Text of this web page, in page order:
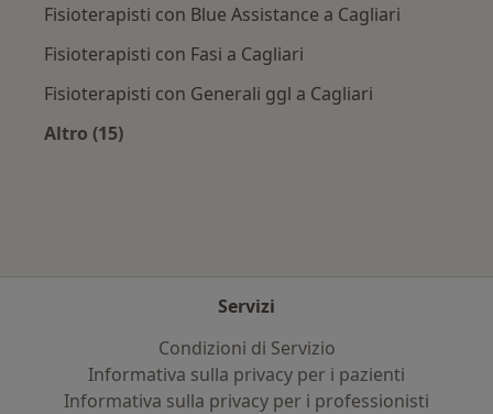
Fisioterapisti con Blue Assistance a Cagliari
Fisioterapisti con Fasi a Cagliari
Fisioterapisti con Generali ggl a Cagliari
Altro (15)
Servizi
Condizioni di Servizio
Informativa sulla privacy per i pazienti
Informativa sulla privacy per i professionisti